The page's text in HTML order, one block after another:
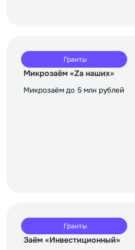
Гранты
Микрозаём «Za наших»
Микрозаём до 5 млн рублей
Гранты
Заём «Инвестиционный»